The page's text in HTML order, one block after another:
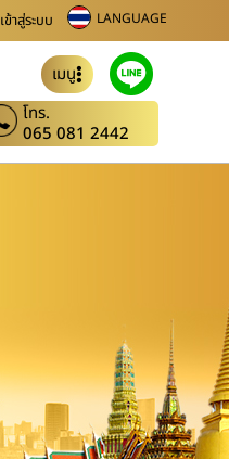
เข้าสู่ระบบ LANGUAGE
เมนู
โทร.
065 081 2442